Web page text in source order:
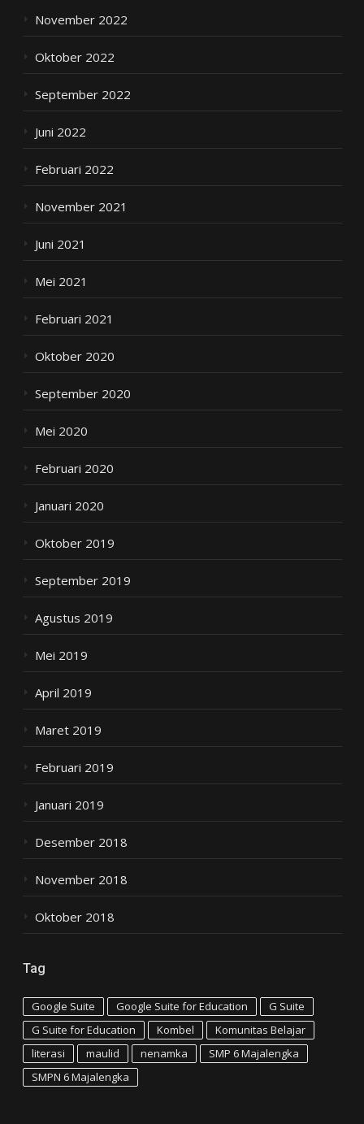
November 2022
Oktober 2022
September 2022
Juni 2022
Februari 2022
November 2021
Juni 2021
Mei 2021
Februari 2021
Oktober 2020
September 2020
Mei 2020
Februari 2020
Januari 2020
Oktober 2019
September 2019
Agustus 2019
Mei 2019
April 2019
Maret 2019
Februari 2019
Januari 2019
Desember 2018
November 2018
Oktober 2018
Tag
Google Suite Google Suite for Education
G Suite
G Suite for Education
Kombel
Komunitas Belajar
literasi
maulid nenamka
SMP 6 Majalengka
SMPN 6 Majalengka